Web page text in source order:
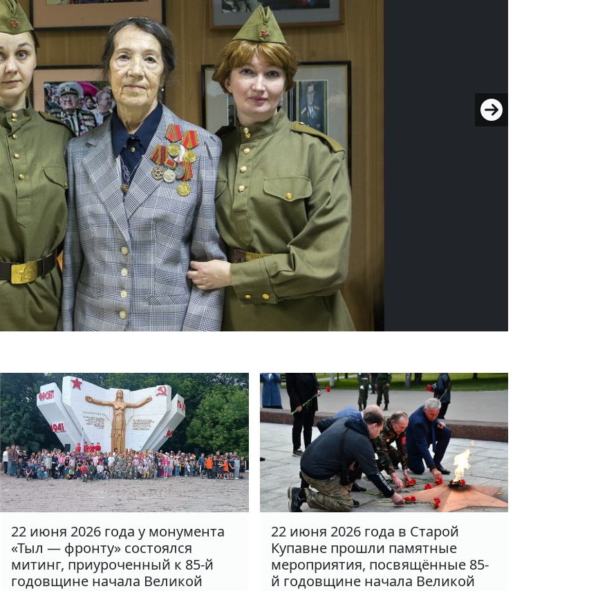
22 июня 2026 года у монумента
«Тыл — фронту» состоялся
митинг, приуроченный к 85-й
годовщине начала Великой
22 июня 2026 года в Старой
Купавне прошли памятные
мероприятия, посвящённые 85-
й годовщине начала Великой